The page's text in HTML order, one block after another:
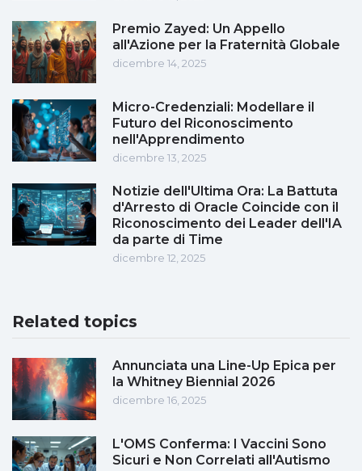
Premio Zayed: Un Appello
all'Azione per la Fraternità Globale
dicembre 14, 2025
Micro-Credenziali: Modellare il
Futuro del Riconoscimento
nell'Apprendimento
dicembre 13, 2025
Notizie dell'Ultima Ora: La Battuta
d'Arresto di Oracle Coincide con il
Riconoscimento dei Leader dell'IA
da parte di Time
dicembre 12, 2025
Related topics
Annunciata una Line-Up Epica per
la Whitney Biennial 2026
dicembre 16, 2025
L'OMS Conferma: I Vaccini Sono
Sicuri e Non Correlati all'Autismo